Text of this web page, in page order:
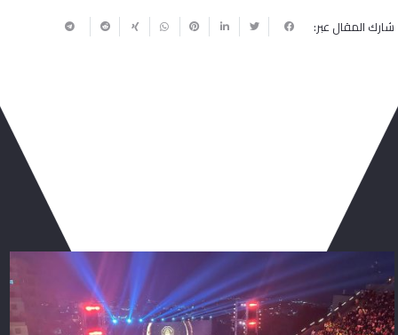
شارك المقال عبر: